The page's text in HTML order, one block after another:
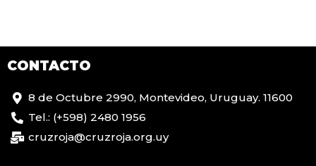
CONTACTO
8 de Octubre 2990, Montevideo, Uruguay. 11600
Tel.: (+598) 2480 1956
cruzroja@cruzroja.org.uy